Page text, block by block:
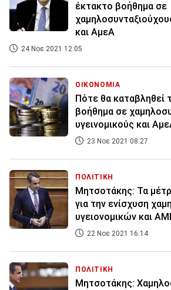
έκτακτο βοήθημα σε
και ΑμεΑ
24 Νοε 2021 12:05
ΟΙΚΟΝΟΜΙΑ
Πότε θα καταβληθεί
βοήθημα σε
υγεινομικούς και
23 Νοε 2021 08:27
ΠΟΛΙΤΙΚΗ
Μητσοτάκης: Τα
για την ενίσχυση
υγειονομικών και
22 Νοε 2021 16:14
ΠΟΛΙΤΙΚΗ
Μητσοτάκης: